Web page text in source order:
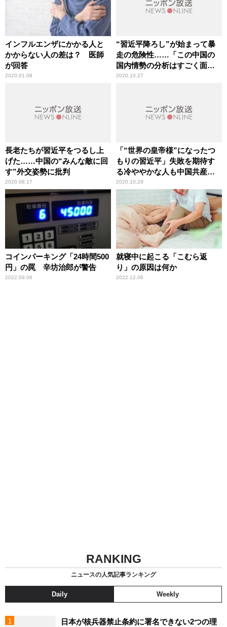
インフルエンザにかかる人と
かからない人の差は？ 医師
が回答
2020.01.08
“習近平降ろし”が始まって暴
走の危険性……「この中国の
国内情勢の分析はすごく面白
い」辛坊治郎が言及
2020.10.27
長老たちが習近平をつるし上
げた……中国の“みんな敵に回
す”外交姿勢に批判
2020.08.17
「“世界の皇帝様”になったつ
もりの習近平」失敗を期待す
る冷ややかな人も中国共産党
には多い
2020.10.29
コインパーキング「24時間500
円」の罠 辛坊治郎が警告
2022.09.06
就寝中に起こる「こむら返
り」の原因は何か
2022.12.06
RANKING
ニュースの人気記事ランキング
Daily Weekly
日本が核兵器禁止条約に署名できない2つの理